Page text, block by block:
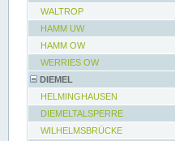
WALTROP
HAMM UW
HAMM OW
WERRIES OW
DIEMEL
HELMINGHAUSEN
DIEMELTALSPERRE
WILHELMSBRÜCKE